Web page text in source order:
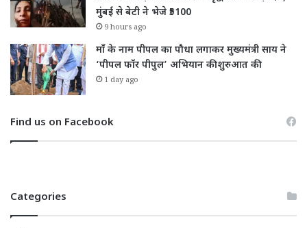
मुंबई से बेटी ने भेजे ₹5100
9 hours ago
माँ के नाम पीपल का पौधा लगाकर मुख्यमंत्री साय ने
‘पीपल फॉर पीपुल’ अभियान की शुरुआत की
1 day ago
Find us on Facebook
Categories